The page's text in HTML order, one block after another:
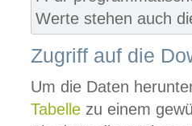
Werte stehen auch
Zugriff auf die
Um die Daten
Tabelle zu einem